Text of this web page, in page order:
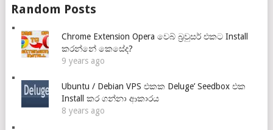
Random Posts
Chrome Extension Opera වෙබ් බ්‍රවුසර් එකට Install
කරන්නේ කෙසේද?
9 years ago
Ubuntu / Debian VPS එකක Deluge’ Seedbox එක
Install කර ගන්නා ආකාරය
8 years ago